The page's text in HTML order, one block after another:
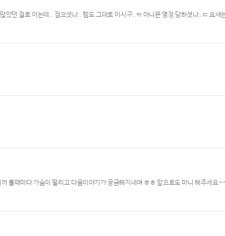
던 걸로 아는데.. 접으셧나.. 렙도 그대로 이시구..ㅠ 아니믄 영정 당하셧나..ㄷ 요새
때마다 가슴이 떨리고 다음이야기가 궁금해지네여 ㅎㅎ 앞으로도 마니 해주세요